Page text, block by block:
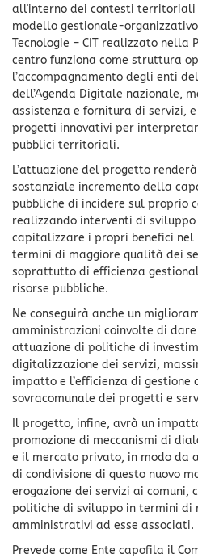
all'interno dei contesti
modello gestionale-
Tecnologie – CIT realizzato nella
centro funziona come struttura
l’accompagnamento degli enti
dell’Agenda Digitale nazionale,
assistenza e fornitura di servizi,
progetti innovativi per
pubblici territoriali.
L’attuazione del progetto
sostanziale incremento della
pubbliche di incidere sul proprio
realizzando interventi di sviluppo
capitalizzare i propri benefici nel
termini di maggiore qualità dei
soprattutto di efficienza
risorse pubbliche.
Ne conseguirà anche un
amministrazioni coinvolte di
attuazione di politiche di
digitalizzazione dei servizi,
impatto e l’efficienza di
sovracomunale dei progetti e
Il progetto, infine, avrà un
promozione di meccanismi di
e il mercato privato, in modo da
di condivisione di questo nuovo
erogazione dei servizi ai comuni,
politiche di sviluppo in termini di
amministrativi ad esse associati.
Prevede come Ente capofila il